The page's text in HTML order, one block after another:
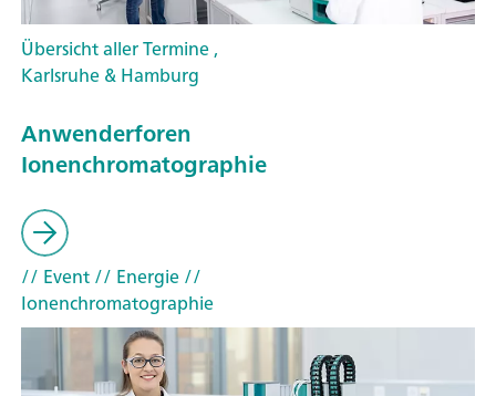
Übersicht aller Termine ,
Karlsruhe & Hamburg
Anwenderforen
Ionenchromatographie
// Event// Energie//
Ionenchromatographie